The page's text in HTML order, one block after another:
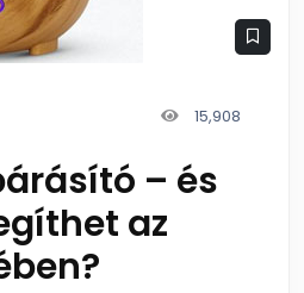
15,908
– és
az